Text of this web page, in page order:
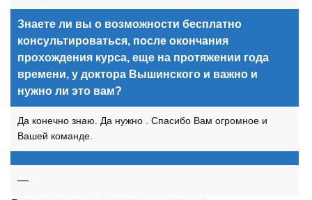
Знаете ли вы о возможности бесплатно
консультироваться, после окончания
прохождения курса, еще на протяжении года
времени, у доктора Вышинского и важно и
нужно ли это вам?
Да конечно знаю. Да нужно . Спасибо Вам огромное и
Вашей команде.
—